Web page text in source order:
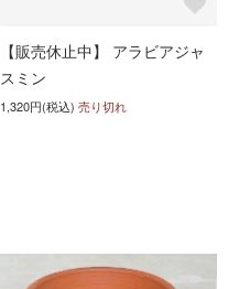
【販売休止中】 アラビアジャ
スミン
1,320円(税込) 売り切れ